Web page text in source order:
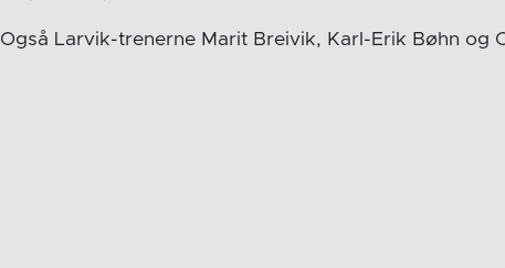
Også Larvik-trenerne Marit Breivik, Karl-Erik Bøhn og